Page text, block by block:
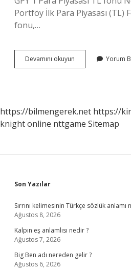
Portföy İlk Para Piyasası (TL)
fonu,…
Devamını okuyun
Nedir
Yorum
https://bilmengerek.net https://
knight online nttgame Sitemap
Sidebar
Son Yazılar
Sırrını kelimesinin Türkçe sözlük anlamı
Ağustos 8, 2026
Kalpın eş anlamlısı nedir ?
Ağustos 7, 2026
Big Ben adı nereden gelir ?
Ağustos 6, 2026